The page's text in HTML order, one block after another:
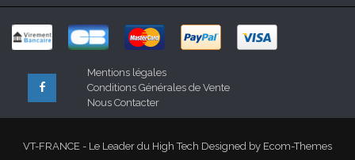
Mentions légales
Conditions Générales de Vente
Nous Contacter
VT-FRANCE - Le Leader du High Tech Designed by Ecom-Themes